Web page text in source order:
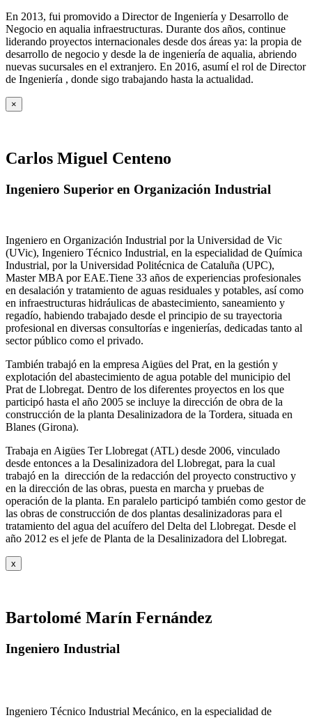
En 2013, fui promovido a Director de Ingeniería y Desarrollo de
Negocio en aqualia infraestructuras. Durante dos años, continue
liderando proyectos internacionales desde dos áreas ya: la propia de
desarrollo de negocio y desde la de ingeniería de aqualia, abriendo
nuevas sucursales en el extranjero. En 2016, asumí el rol de Director
de Ingeniería , donde sigo trabajando hasta la actualidad.
×
Carlos Miguel Centeno
Ingeniero Superior en Organización Industrial
Ingeniero en Organización Industrial por la Universidad de Vic
(UVic), Ingeniero Técnico Industrial, en la especialidad de Química
Industrial, por la Universidad Politécnica de Cataluña (UPC),
Master MBA por EAE.Tiene 33 años de experiencias profesionales
en desalación y tratamiento de aguas residuales y potables, así como
en infraestructuras hidráulicas de abastecimiento, saneamiento y
regadío, habiendo trabajado desde el principio de su trayectoria
profesional en diversas consultorías e ingenierías, dedicadas tanto al
sector público como el privado.
También trabajó en la empresa Aigües del Prat, en la gestión y
explotación del abastecimiento de agua potable del municipio del
Prat de Llobregat. Dentro de los diferentes proyectos en los que
participó hasta el año 2005 se incluye la dirección de obra de la
construcción de la planta Desalinizadora de la Tordera, situada en
Blanes (Girona).
Trabaja en Aigües Ter Llobregat (ATL) desde 2006, vinculado
desde entonces a la Desalinizadora del Llobregat, para la cual
trabajó en la dirección de la redacción del proyecto constructivo y
en la dirección de las obras, puesta en marcha y pruebas de
operación de la planta. En paralelo participó también como gestor de
las obras de construcción de dos plantas desalinizadoras para el
tratamiento del agua del acuífero del Delta del Llobregat. Desde el
año 2012 es el jefe de Planta de la Desalinizadora del Llobregat.
x
Bartolomé Marín Fernández
Ingeniero Industrial
Ingeniero Técnico Industrial Mecánico, en la especialidad de